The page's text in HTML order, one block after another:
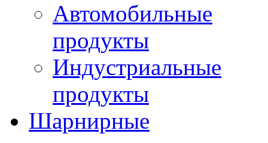
Автомобильные
продукты
Индустриальные
продукты
Шарнирные